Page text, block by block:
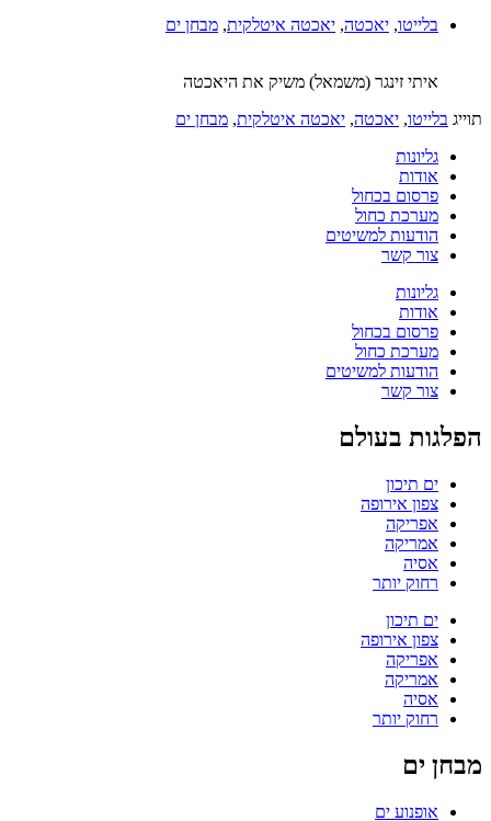
בלייטו, יאכטה, יאכטה איטלקית, מבחן ים
איתי זינגר (משמאל) משיק את היאכטה
תוייג בלייטו, יאכטה, יאכטה איטלקית, מבחן ים
גליונות
אודות
פרסום בכחול
מערכת כחול
הודעות למשיטים
צור קשר
גליונות
אודות
פרסום בכחול
מערכת כחול
הודעות למשיטים
צור קשר
הפלגות בעולם
ים תיכון
צפון אירופה
אפריקה
אמריקה
אסיה
רחוק יותר
ים תיכון
צפון אירופה
אפריקה
אמריקה
אסיה
רחוק יותר
מבחן ים
אופנוע ים